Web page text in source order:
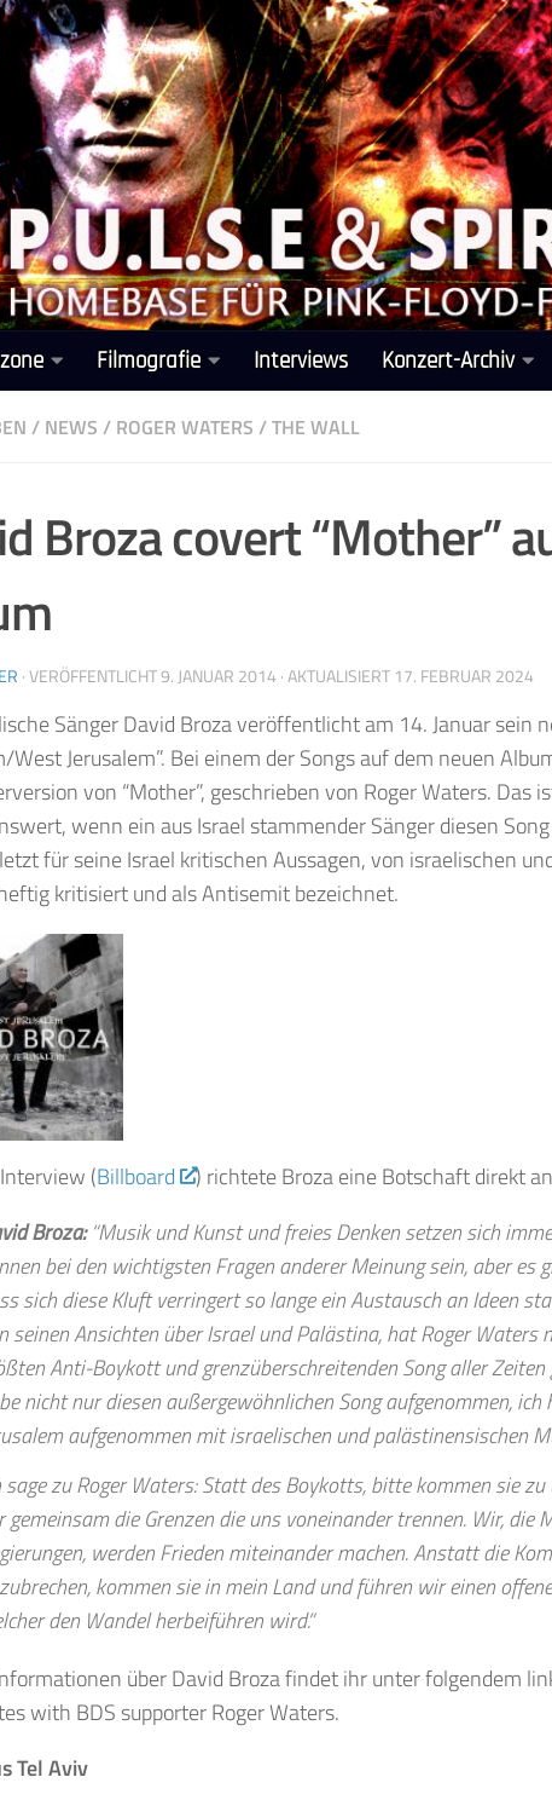
Filmografie Interviews Konzert-Archiv
/ NEWS / ROGER WATERS /THE WALL
Broza covert “Mother”
· VERÖFFENTLICHT9. JANUAR 2014 · AKTUALISIERT 17. FEBRUAR 2024
Sänger David Broza veröffentlicht am 14. Januar sein
West Jerusalem”. Bei einem der Songs auf dem neuen
von “Mother”, geschrieben von Roger Waters. Das
wenn ein aus Israel stammender Sänger diesen
für seine Israel kritischen Aussagen, von israelischen
kritisiert und als Antisemit bezeichnet.
(Billboard
) richtete Broza eine Botschaft direkt
Broza:“Musik und Kunst und freies Denken setzen sich
bei den wichtigsten Fragen anderer Meinung sein, aber es
sich diese Kluft verringert so lange ein Austausch an Ideen
seinen Ansichten über Israel und Palästina, hat Roger Waters
Anti-Boykott und grenzüberschreitenden Song aller Zeiten
nicht nur diesen außergewöhnlichen Song aufgenommen, ich
aufgenommen mit israelischen und palästinensischen
sage zu Roger Waters: Statt des Boykotts, bitte kommen sie
gemeinsam die Grenzen die uns voneinander trennen. Wir, die
werden Frieden miteinander machen. Anstatt die
kommen sie in mein Land und führen wir einen
den Wandel herbeiführen wird.”
über David Broza findet ihr unter folgendem
with BDS supporter Roger Waters.
Tel Aviv